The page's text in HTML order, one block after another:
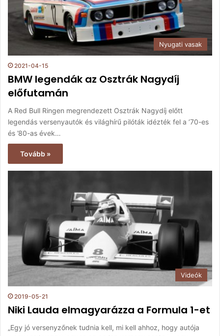
Nyugati vasak
2021-04-15
BMW legendák az Osztrák Nagydíj
előfutamán
A Red Bull Ringen megrendezett Osztrák Nagydíj előtt
legendás versenyautók és világhírű pilóták idézték fel a ’70-es
és ’80-as évek…
Tovább »
Videók
2019-05-21
Niki Lauda elmagyarázza a Formula 1-et
„Egy jó versenyzőnek tudnia kell, mi kell ahhoz, hogy autója